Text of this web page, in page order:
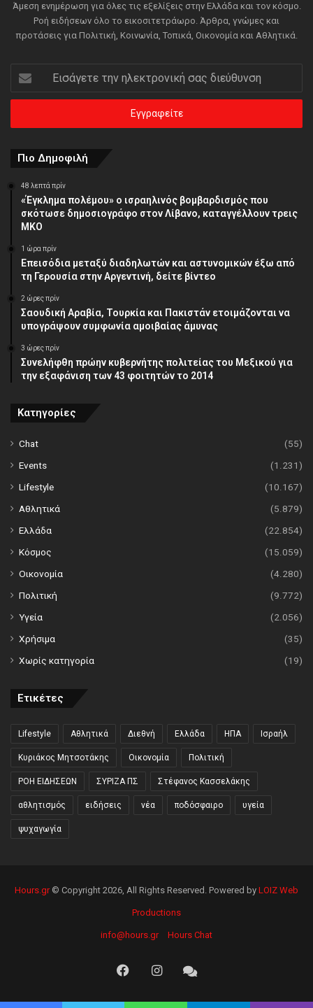
Άμεση ενημέρωση για όλες τις εξελίξεις στην Ελλάδα και τον κόσμο.
Ροή ειδήσεων όλο το εικοσιτετράωρο. Άρθρα, γνώμες και
προτάσεις για Πολιτική, Κοινωνία, Τοπικά, Οικονομία και Αθλητικά.
Εισάγετε
την
ηλεκτρονική
διεύθυνση
Πιο Δημοφιλή
48 λεπτά πρίν
«Έγκλημα πολέμου» ο ισραηλινός βομβαρδισμός που
σκότωσε δημοσιογράφο στον Λίβανο, καταγγέλλουν τρεις
ΜΚΟ
1 ώρα πρίν
Επεισόδια μεταξύ διαδηλωτών και αστυνομικών έξω από
τη Γερουσία στην Αργεντινή, δείτε βίντεο
2 ώρες πρίν
Σαουδική Αραβία, Τουρκία και Πακιστάν ετοιμάζονται να
υπογράψουν συμφωνία αμοιβαίας άμυνας
3 ώρες πρίν
Συνελήφθη πρώην κυβερνήτης πολιτείας του Μεξικού για
την εξαφάνιση των 43 φοιτητών το 2014
Κατηγορίες
Chat
(55)
Events
(1.231)
Lifestyle
(10.167)
Αθλητικά
(5.879)
Ελλάδα
(22.854)
Κόσμος
(15.059)
Οικονομία
(4.280)
Πολιτική
(9.772)
Υγεία
(2.056)
Χρήσιμα
(35)
Χωρίς κατηγορία
(19)
Ετικέτες
Lifestyle Αθλητικά Διεθνή Ελλάδα ΗΠΑ Ισραήλ
Κυριάκος Μητσοτάκης Οικονομία Πολιτική
ΡΟΗ ΕΙΔΗΣΕΩΝ ΣΥΡΙΖΑ ΠΣ Στέφανος Κασσελάκης
αθλητισμός ειδήσεις νέα ποδόσφαιρο υγεία
ψυχαγωγία
Hours.gr© Copyright 2026, All Rights Reserved. Powered by LOIZ Web
Productions
info@hours.gr Hours Chat
FacebookInstagramHours
Chat